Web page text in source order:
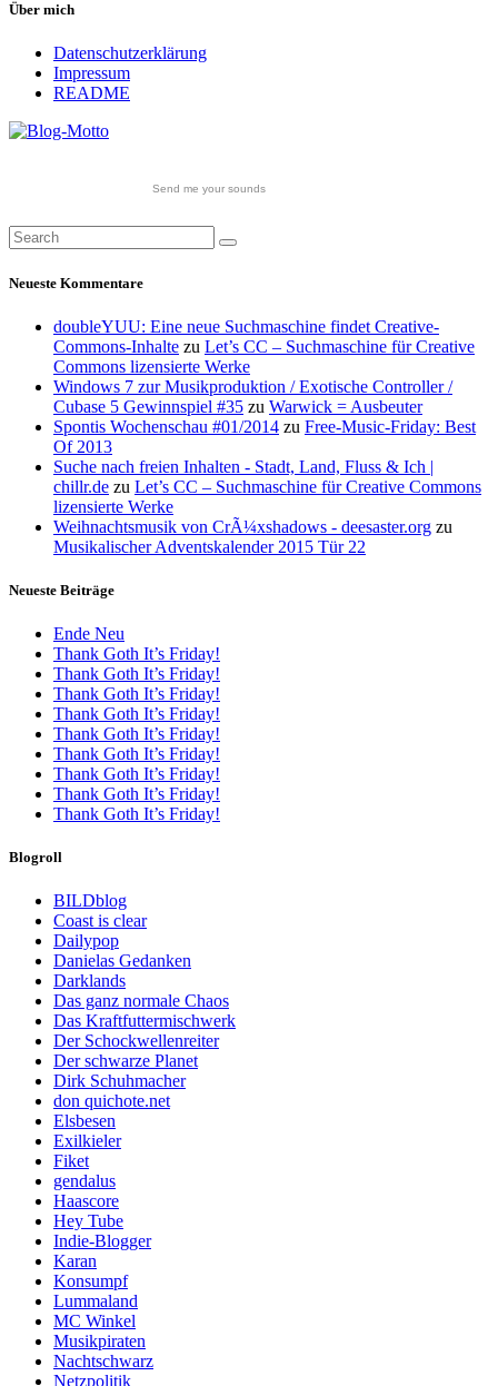
Über mich
Datenschutzerklärung
Impressum
README
Send me your sounds
Neueste Kommentare
doubleYUU: Eine neue Suchmaschine findet Creative-
Commons-Inhalte zu Let’s CC – Suchmaschine für Creative
Commons lizensierte Werke
Windows 7 zur Musikproduktion / Exotische Controller /
Cubase 5 Gewinnspiel #35 zu Warwick = Ausbeuter
Spontis Wochenschau #01/2014 zu Free-Music-Friday: Best
Of 2013
Suche nach freien Inhalten - Stadt, Land, Fluss & Ich |
chillr.de zu Let’s CC – Suchmaschine für Creative Commons
lizensierte Werke
Weihnachtsmusik von CrÃ¼xshadows - deesaster.org zu
Musikalischer Adventskalender 2015 Tür 22
Neueste Beiträge
Ende Neu
Thank Goth It’s Friday!
Thank Goth It’s Friday!
Thank Goth It’s Friday!
Thank Goth It’s Friday!
Thank Goth It’s Friday!
Thank Goth It’s Friday!
Thank Goth It’s Friday!
Thank Goth It’s Friday!
Thank Goth It’s Friday!
Blogroll
BILDblog
Coast is clear
Dailypop
Danielas Gedanken
Darklands
Das ganz normale Chaos
Das Kraftfuttermischwerk
Der Schockwellenreiter
Der schwarze Planet
Dirk Schuhmacher
don quichote.net
Elsbesen
Exilkieler
Fiket
gendalus
Haascore
Hey Tube
Indie-Blogger
Karan
Konsumpf
Lummaland
MC Winkel
Musikpiraten
Nachtschwarz
Netzpolitik